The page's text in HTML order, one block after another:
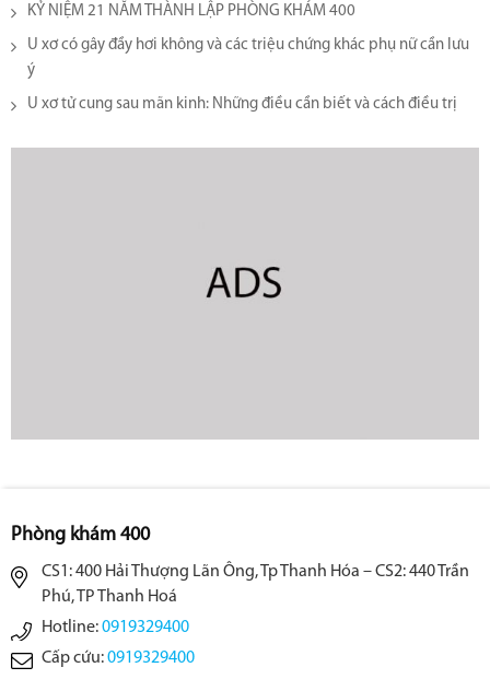
KỶ NIỆM 21 NĂM THÀNH LẬP PHÒNG KHÁM 400
U xơ có gây đầy hơi không và các triệu chứng khác phụ nữ cần lưu
ý
U xơ tử cung sau mãn kinh: Những điều cần biết và cách điều trị
Phòng khám 400
CS1: 400 Hải Thượng Lãn Ông, Tp Thanh Hóa – CS2: 440 Trần
Phú, TP Thanh Hoá
Hotline:0919329400
Cấp cứu:0919329400